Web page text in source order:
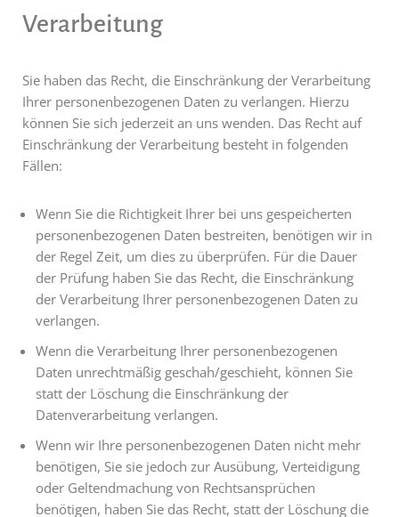
Verarbeitung
Sie haben das Recht, die Einschränkung der Verarbeitung
Ihrer personenbezogenen Daten zu verlangen. Hierzu
können Sie sich jederzeit an uns wenden. Das Recht auf
Einschränkung der Verarbeitung besteht in folgenden
Fällen:
Wenn Sie die Richtigkeit Ihrer bei uns gespeicherten
personenbezogenen Daten bestreiten, benötigen wir in
der Regel Zeit, um dies zu überprüfen. Für die Dauer
der Prüfung haben Sie das Recht, die Einschränkung
der Verarbeitung Ihrer personenbezogenen Daten zu
verlangen.
Wenn die Verarbeitung Ihrer personenbezogenen
Daten unrechtmäßig geschah/geschieht, können Sie
statt der Löschung die Einschränkung der
Datenverarbeitung verlangen.
Wenn wir Ihre personenbezogenen Daten nicht mehr
benötigen, Sie sie jedoch zur Ausübung, Verteidigung
oder Geltendmachung von Rechtsansprüchen
benötigen, haben Sie das Recht, statt der Löschung die